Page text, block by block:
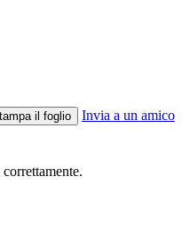
il foglio Invia a un amico